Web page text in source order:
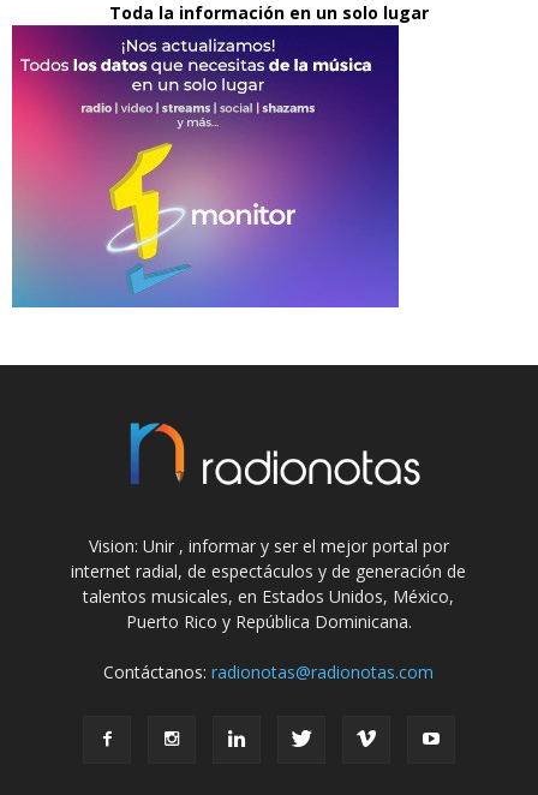
Toda la información en un solo lugar
Vision: Unir , informar y ser el mejor portal por
internet radial, de espectáculos y de generación de
talentos musicales, en Estados Unidos, México,
Puerto Rico y República Dominicana.
Contáctanos:radionotas@radionotas.com